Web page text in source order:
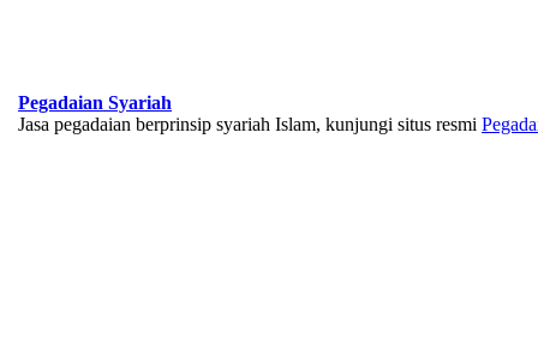
Pegadaian Syariah
Jasa pegadaian berprinsip syariah Islam, kunjungi situs resmi